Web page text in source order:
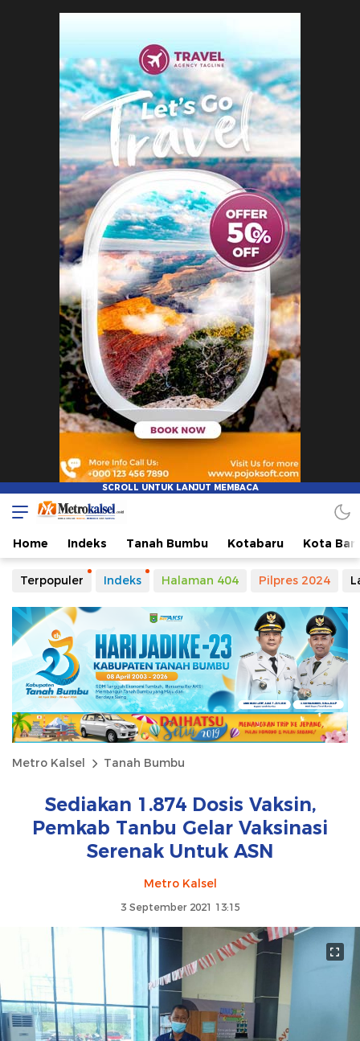
Home Indeks Tanah Bumbu Kotabaru Kota
Terpopuler Indeks Halaman 404 Pilpres 2024
Metro Kalsel Tanah Bumbu
Sediakan 1.874 Dosis Vaksin,
Pemkab Tanbu Gelar Vaksinasi
Serenak Untuk ASN
Metro Kalsel
3 September 2021 13:15